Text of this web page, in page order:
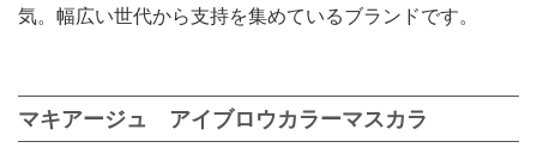
気。幅広い世代から支持を集めているブランドです。
マキアージュ アイブロウカラーマスカラ